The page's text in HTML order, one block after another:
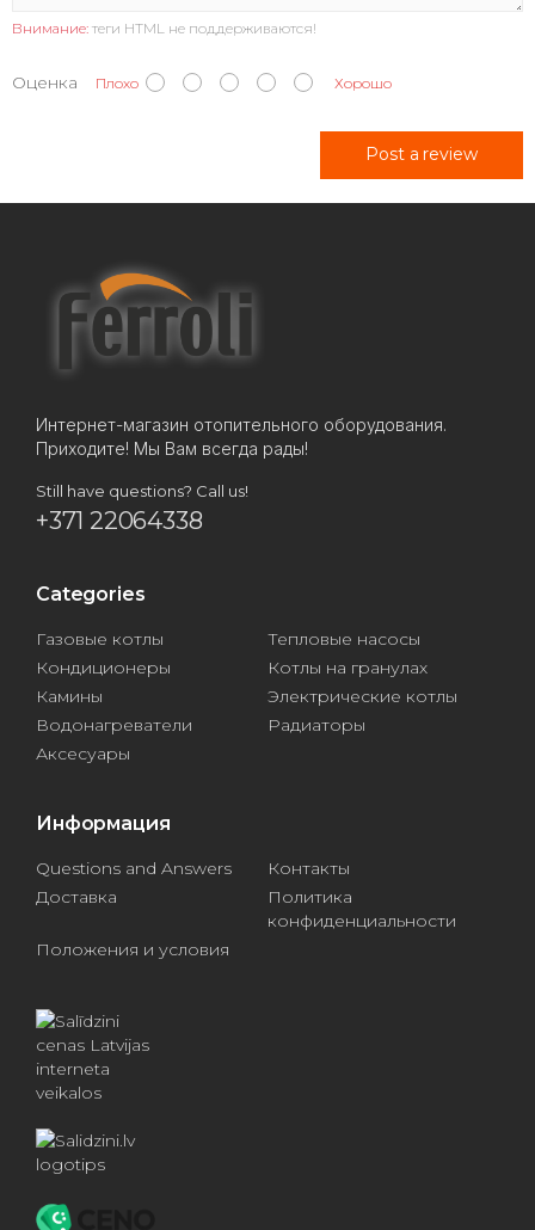
Внимание: теги HTML не поддерживаются!
Оценка Плохо Хорошо
Post a review
Интернет-магазин отопительного оборудования.
Приходите! Мы Вам всегда рады!
Still have questions? Call us!
+371 22064338
Categories
Газовые котлы
Тепловые насосы
Кондиционеры
Котлы на гранулах
Камины
Электрические котлы
Водонагреватели
Радиаторы
Аксесуары
Информация
Questions and Answers
Контакты
Доставка
Политика
конфиденциальности
Положения и условия